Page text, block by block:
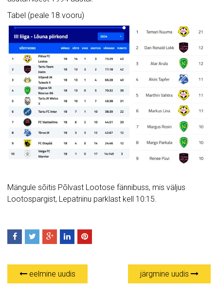
Tabel (peale 18.vooru)
Mängule sõitis Põlvast Lootose fännibuss, mis väljus
Lootospargist, Lepatriinu parklast kell 10:15.
eelmine uudis järgmine uudis